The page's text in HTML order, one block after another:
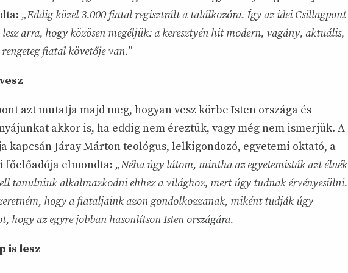
„Eddig közel 3.000 fiatal regisztrált a találkozóra. Így az idei Csillagpont
arra, hogy közösen megéljük: a keresztyén hit modern, vagány, aktuális,
rengeteg fiatal követője van.”
azt mutatja majd meg, hogyan vesz körbe Isten országa és
akkor is, ha eddig nem éreztük, vagy még nem ismerjük. A
kapcsán Járay Márton teológus, lelkigondozó, egyetemi oktató, a
főelőadója elmondta: „Néha úgy látom, mintha az egyetemisták azt élnék
tanulniuk alkalmazkodni ehhez a világhoz, mert úgy tudnak érvényesülni.
hogy a fiataljaink azon gondolkozzanak, miként tudják úgy
hogy az egyre jobban hasonlítson Isten országára.
is lesz